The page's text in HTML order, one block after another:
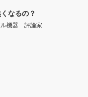
なるの？
ル機器 評論家